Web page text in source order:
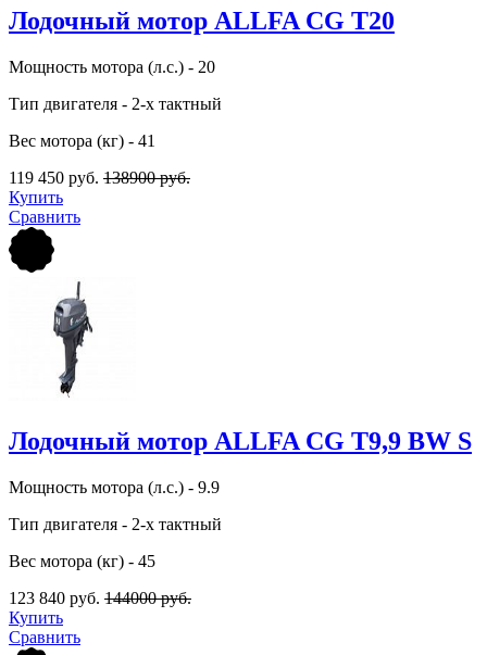
Лодочный мотор ALLFA CG Т20
Мощность мотора (л.с.) - 20
Тип двигателя - 2-х тактный
Вес мотора (кг) - 41
119 450 руб. 138900 руб.
Купить
Сравнить
Лодочный мотор ALLFA CG Т9,9 BW S
Мощность мотора (л.с.) - 9.9
Тип двигателя - 2-х тактный
Вес мотора (кг) - 45
123 840 руб. 144000 руб.
Купить
Сравнить